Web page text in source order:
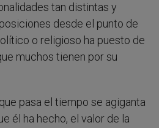
tan distintas y
desde el punto de
o religioso ha puesto de
muchos tienen por su
pasa el tiempo se agiganta
él ha hecho, el valor de la